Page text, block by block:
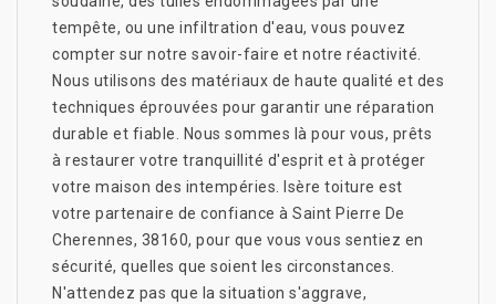
tempête, ou une infiltration d'eau, vous pouvez
compter sur notre savoir-faire et notre réactivité.
Nous utilisons des matériaux de haute qualité et des
techniques éprouvées pour garantir une réparation
durable et fiable. Nous sommes là pour vous, prêts
à restaurer votre tranquillité d'esprit et à protéger
votre maison des intempéries. Isère toiture est
votre partenaire de confiance à Saint Pierre De
Cherennes, 38160, pour que vous vous sentiez en
sécurité, quelles que soient les circonstances.
N'attendez pas que la situation s'aggrave,